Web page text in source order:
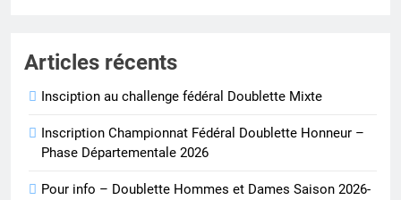
Articles récents
Insciption au challenge fédéral Doublette Mixte
Inscription Championnat Fédéral Doublette Honneur –
Phase Départementale 2026
Pour info – Doublette Hommes et Dames Saison 2026-